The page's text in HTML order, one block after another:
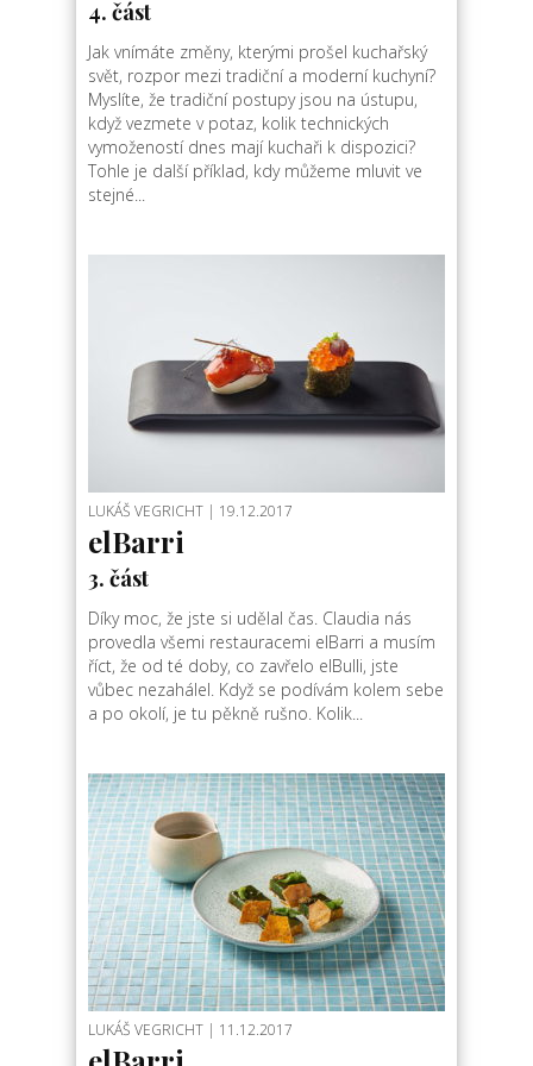
4. část
Jak vnímáte změny, kterými prošel kuchařský
svět, rozpor mezi tradiční a moderní kuchyní?
Myslíte, že tradiční postupy jsou na ústupu,
když vezmete v potaz, kolik technických
vymožeností dnes mají kuchaři k dispozici?
Tohle je další příklad, kdy můžeme mluvit ve
stejné...
LUKÁŠ VEGRICHT | 19.12.2017
elBarri
3. část
Díky moc, že jste si udělal čas. Claudia nás
provedla všemi restauracemi elBarri a musím
říct, že od té doby, co zavřelo elBulli, jste
vůbec nezahálel. Když se podívám kolem sebe
a po okolí, je tu pěkně rušno. Kolik...
LUKÁŠ VEGRICHT | 11.12.2017